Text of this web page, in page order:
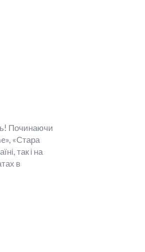
Починаючи
«Стара
так і на
в